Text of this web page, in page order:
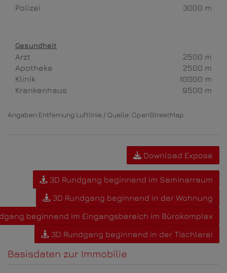
Polizei
3000 m
Gesundheit
Arzt
2500 m
Apotheke
2500 m
Klinik
10000 m
Krankenhaus
9500 m
Angaben Entfernung Luftlinie / Quelle: OpenStreetMap
Download Expose
3D Rundgang beginnend im Seminarraum
3D Rundgang beginnend in der Wohnung
beginnend im Eingangsbereich im Bürokomplex
3D Rundgang beginnend in der Tischlerei
Basisdaten zur Immobilie